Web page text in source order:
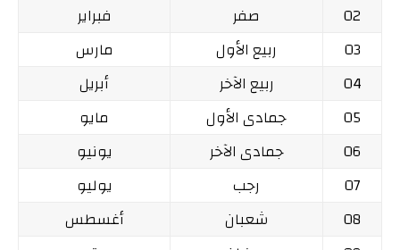
02
صفر
فبراير
03
ربيع الأول
مارس
04
ربيع الآخر
أبريل
05
جمادى الأول
مايو
06
جمادى الآخر
يونيو
07
رجب
يوليو
08
شعبان
أغسطس